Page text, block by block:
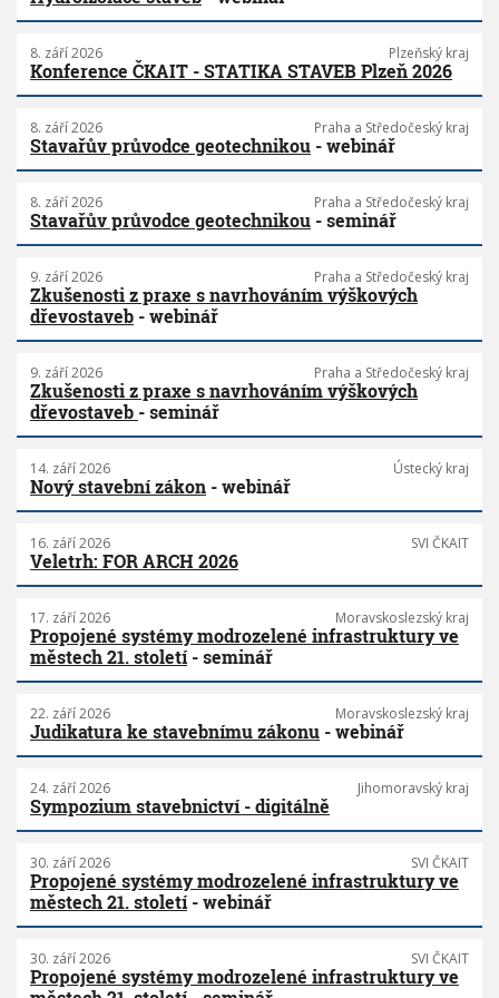
8. září 2026 Plzeňský kraj
Konference ČKAIT - STATIKA STAVEB Plzeň 2026
8. září 2026 Praha a Středočeský kraj
Stavařův průvodce geotechnikou - webinář
8. září 2026 Praha a Středočeský kraj
Stavařův průvodce geotechnikou - seminář
9. září 2026 Praha a Středočeský kraj
Zkušenosti z praxe s navrhováním výškových
dřevostaveb - webinář
9. září 2026 Praha a Středočeský kraj
Zkušenosti z praxe s navrhováním výškových
dřevostaveb - seminář
14. září 2026 Ústecký kraj
Nový stavební zákon - webinář
16. září 2026 SVI ČKAIT
Veletrh: FOR ARCH 2026
17. září 2026 Moravskoslezský kraj
Propojené systémy modrozelené infrastruktury ve
městech 21. století- seminář
22. září 2026 Moravskoslezský kraj
Judikatura ke stavebnímu zákonu - webinář
24. září 2026 Jihomoravský kraj
Sympozium stavebnictví - digitálně
30. září 2026 SVI ČKAIT
Propojené systémy modrozelené infrastruktury ve
městech 21. století- webinář
30. září 2026 SVI ČKAIT
Propojené systémy modrozelené infrastruktury ve